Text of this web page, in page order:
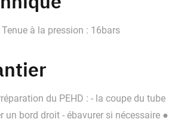
à la pression : 16bars
du PEHD : - la coupe du tube
un bord droit - ébavurer si nécessaire ●